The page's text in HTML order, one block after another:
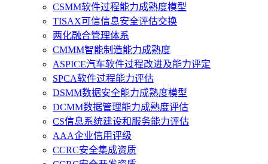
CSMM软件过程能力成熟度模型
TISAX可信信息安全评估交换
两化融合管理体系
CMMM智能制造能力成熟度
ASPICE汽车软件过程改进及能力评定
SPCA软件过程能力评估
DSMM数据安全能力成熟度模型
DCMM数据管理能力成熟度评估
CS信息系统建设和服务能力评估
AAA企业信用评级
CCRC安全集成资质